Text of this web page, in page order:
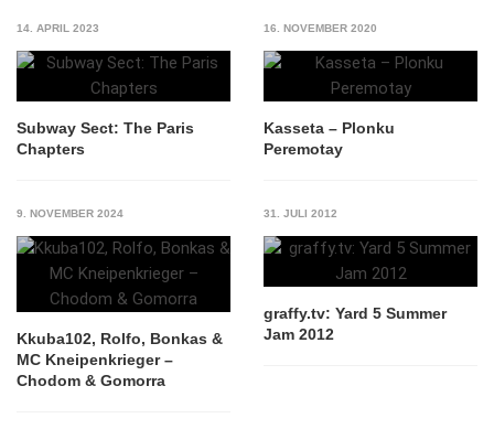
14. APRIL 2023
Subway Sect: The Paris
Chapters
16. NOVEMBER 2020
Kasseta – Plonku
Peremotay
9. NOVEMBER 2024
Kkuba102, Rolfo, Bonkas &
MC Kneipenkrieger –
Chodom & Gomorra
31. JULI 2012
graffy.tv: Yard 5 Summer
Jam 2012